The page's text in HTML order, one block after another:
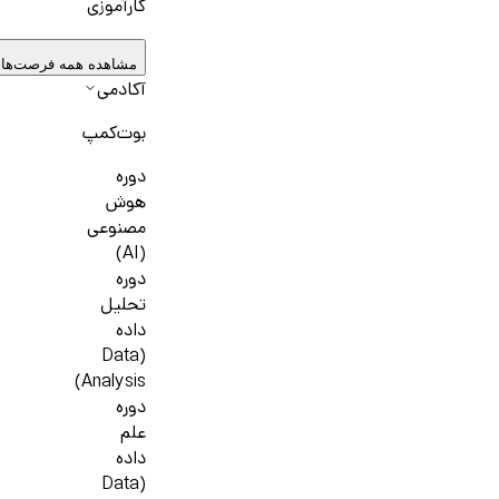
کارآموزی
مشاهده همه
آکادمی
بوت‌کمپ
دوره
هوش
مصنوعی
(AI)
دوره
تحلیل
داده
(Data
Analysis)
دوره
علم
داده
(Data